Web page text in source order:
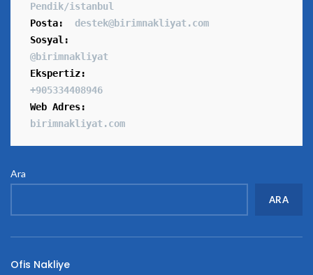
Pendik/istanbul
Posta:
destek@birimnakliyat.com
Sosyal:
@birimnakliyat
Ekspertiz:
+905334408946
Web Adres:
birimnakliyat.com
Ara
ARA
Ofis Nakliye